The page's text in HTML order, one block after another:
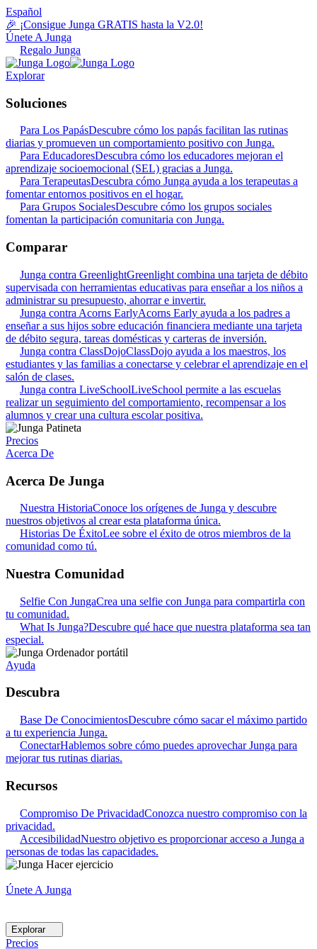
Español
🎉 ¡Consigue Junga GRATIS hasta la V2.0!
Únete A Junga
Regalo Junga
Explorar
Soluciones
Para Los PapásDescubre cómo los papás facilitan las rutinas
diarias y promueven un comportamiento positivo con Junga.
Para EducadoresDescubra cómo los educadores mejoran el
aprendizaje socioemocional (SEL) gracias a Junga.
Para TerapeutasDescubra cómo Junga ayuda a los terapeutas a
fomentar entornos positivos en el hogar.
Para Grupos SocialesDescubre cómo los grupos sociales
fomentan la participación comunitaria con Junga.
Comparar
Junga contra GreenlightGreenlight combina una tarjeta de débito
supervisada con herramientas educativas para enseñar a los niños a
administrar su presupuesto, ahorrar e invertir.
Junga contra Acorns EarlyAcorns Early ayuda a los padres a
enseñar a sus hijos sobre educación financiera mediante una tarjeta
de débito segura, tareas domésticas y carteras de inversión.
Junga contra ClassDojoClassDojo ayuda a los maestros, los
estudiantes y las familias a conectarse y celebrar el aprendizaje en el
salón de clases.
Junga contra LiveSchoolLiveSchool permite a las escuelas
realizar un seguimiento del comportamiento, recompensar a los
alumnos y crear una cultura escolar positiva.
Precios
Acerca De
Acerca De Junga
Nuestra HistoriaConoce los orígenes de Junga y descubre
nuestros objetivos al crear esta plataforma única.
Historias De ÉxitoLee sobre el éxito de otros miembros de la
comunidad como tú.
Nuestra Comunidad
Selfie Con JungaCrea una selfie con Junga para compartirla con
tu comunidad.
What Is Junga?Descubre qué hace que nuestra plataforma sea tan
especial.
Ayuda
Descubra
Base De ConocimientosDescubre cómo sacar el máximo partido
a tu experiencia Junga.
ConectarHablemos sobre cómo puedes aprovechar Junga para
mejorar tus rutinas diarias.
Recursos
Compromiso De PrivacidadConozca nuestro compromiso con la
privacidad.
AccesibilidadNuestro objetivo es proporcionar acceso a Junga a
personas de todas las capacidades.
Únete A Junga
Explorar
Precios